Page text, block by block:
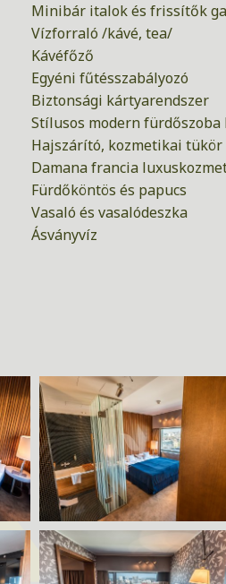
Minibár italok és frissítők
Vízforraló /kávé, tea/
Kávéfőző
Egyéni fűtésszabályozó
Biztonsági kártyarendszer
Stílusos modern
Hajszárító, kozmetikai tükör
Damana francia
Fürdőköntös és papucs
Vasaló és vasalódeszka
Ásványvíz